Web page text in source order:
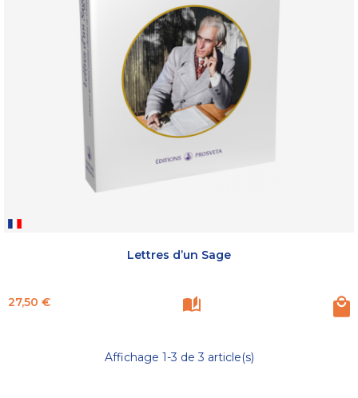
Lettres d’un Sage
Prix
27,50 €
Affichage 1-3 de 3 article(s)